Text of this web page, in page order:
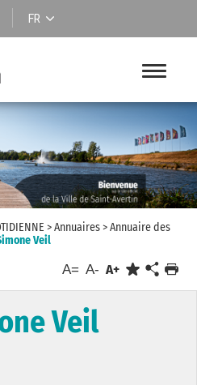
FR
>Annuaires>Annuaire des
Veil
A= A- A+
Veil